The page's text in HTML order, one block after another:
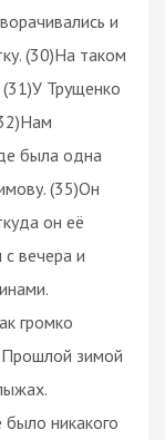
и
(30)На таком
(31)У Трущенко
была одна
(35)Он
он её
вечера и
громко
зимой
никакого